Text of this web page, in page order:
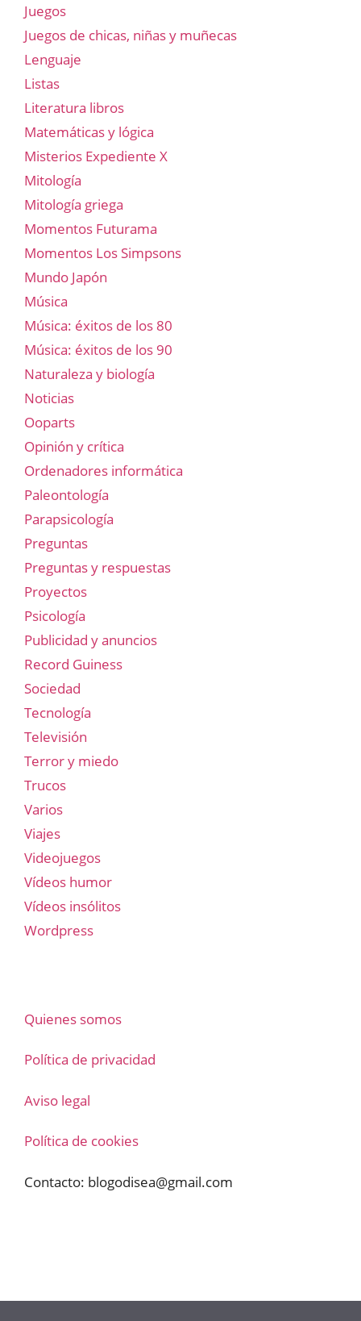
Juegos
Juegos de chicas, niñas y muñecas
Lenguaje
Listas
Literatura libros
Matemáticas y lógica
Misterios Expediente X
Mitología
Mitología griega
Momentos Futurama
Momentos Los Simpsons
Mundo Japón
Música
Música: éxitos de los 80
Música: éxitos de los 90
Naturaleza y biología
Noticias
Ooparts
Opinión y crítica
Ordenadores informática
Paleontología
Parapsicología
Preguntas
Preguntas y respuestas
Proyectos
Psicología
Publicidad y anuncios
Record Guiness
Sociedad
Tecnología
Televisión
Terror y miedo
Trucos
Varios
Viajes
Videojuegos
Vídeos humor
Vídeos insólitos
Wordpress
Quienes somos
Política de privacidad
Aviso legal
Política de cookies
Contacto: blogodisea@gmail.com